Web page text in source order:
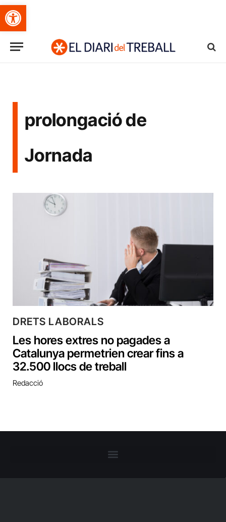
Obre la barra d'eines
prolongació de
Jornada
DRETS LABORALS
Les hores extres no pagades a
Catalunya permetrien crear fins a
32.500 llocs de treball
Redacció